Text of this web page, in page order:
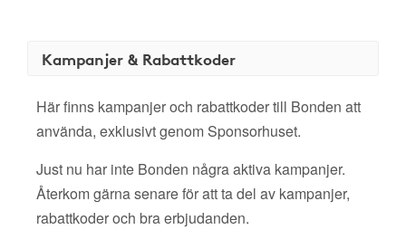
Kampanjer & Rabattkoder
Här finns kampanjer och rabattkoder till Bonden att
använda, exklusivt genom Sponsorhuset.
Just nu har inte Bonden några aktiva kampanjer.
Återkom gärna senare för att ta del av kampanjer,
rabattkoder och bra erbjudanden.